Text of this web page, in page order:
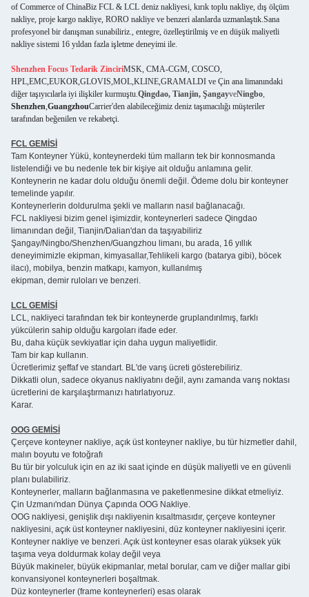
of Commerce of ChinaBiz FCL & LCL deniz nakliyesi, kırık toplu nakliye, dış ölçüm
nakliye, proje kargo nakliye, RORO nakliye ve benzeri alanlarda uzmanlaştık.Sana
profesyonel bir danışman sunabiliriz., entegre, özelleştirilmiş ve en düşük maliyetli
nakliye sistemi 16 yıldan fazla işletme deneyimi ile.
Shenzhen Focus Tedarik ZinciriMSK, CMA-CGM, COSCO,
HPL,EMC,EUKOR,GLOVIS,MOL,KLINE,GRAMALDI ve Çin ana limanındaki
diğer taşıyıcılarla iyi ilişkiler kurmuştu.Qingdao, Tianjin, ŞangayveNingbo,
Shenzhen,GuangzhouCarrier'den alabileceğimiz deniz taşımacılığı müşteriler
tarafından beğenilen ve rekabetçi.
FCL GEMİSİ
Tam Konteyner Yükü, konteynerdeki tüm malların tek bir konnosmanda
listelendiği ve bu nedenle tek bir kişiye ait olduğu anlamına gelir.
Konteynerin ne kadar dolu olduğu önemli değil. Ödeme dolu bir konteyner
temelinde yapılır.
Konteynerlerin doldurulma şekli ve malların nasıl bağlanacağı.
FCL nakliyesi bizim genel işimizdir, konteynerleri sadece Qingdao
limanından değil, Tianjin/Dalian'dan da taşıyabiliriz
Şangay/Ningbo/Shenzhen/Guangzhou limanı, bu arada, 16 yıllık
deneyimimizle ekipman, kimyasallar,Tehlikeli kargo (batarya gibi), böcek
ilacı), mobilya, benzin matkapı, kamyon, kullanılmış
ekipman, demir ruloları ve benzeri.
LCL GEMİSİ
LCL, nakliyeci tarafından tek bir konteynerde gruplandırılmış, farklı
yükcülerin sahip olduğu kargoları ifade eder.
Bu, daha küçük sevkiyatlar için daha uygun maliyetlidir.
Tam bir kap kullanın.
Ücretlerimiz şeffaf ve standart. BL'de varış ücreti gösterebiliriz.
Dikkatli olun, sadece okyanus nakliyatını değil, aynı zamanda varış noktası
ücretlerini de karşılaştırmanızı hatırlatıyoruz.
Karar.
OOG GEMİSİ
Çerçeve konteyner nakliye, açık üst konteyner nakliye, bu tür hizmetler dahil,
malın boyutu ve fotoğrafı
Bu tür bir yolculuk için en az iki saat içinde en düşük maliyetli ve en güvenli
planı bulabiliriz.
Konteynerler, malların bağlanmasına ve paketlenmesine dikkat etmeliyiz.
Çin Uzmanı'ndan Dünya Çapında OOG Nakliye.
OOG nakliyesi, genişlik dışı nakliyenin kısaltmasıdır, çerçeve konteyner
nakliyesini, açık üst konteyner nakliyesini, düz konteyner nakliyesini içerir.
Konteyner nakliye ve benzeri. Açık üst konteyner esas olarak yüksek yük
taşıma veya doldurmak kolay değil veya
Büyük makineler, büyük ekipmanlar, metal borular, cam ve diğer mallar gibi
konvansiyonel konteynerleri boşaltmak.
Düz konteynerler (frame konteynerleri) esas olarak